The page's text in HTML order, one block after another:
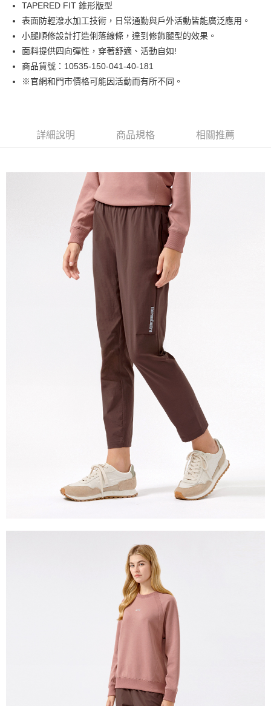
悠遊付
Google Pay
貨到付款
運送方式
每筆NT$130，滿NT$1,000(含以上)免運費
TAPERED FIT 錐形版型
表面防輕潑水加工技術，日常通勤與戶外活動皆能廣泛應用。
小腿順修設計打造俐落線條，達到修飾腿型的效果。
面料提供四向彈性，穿著舒適、活動自如!
商品貨號：10535-150-041-40-181
※官網和門市價格可能因活動而有所不同。
詳細說明 商品規格 相關推薦